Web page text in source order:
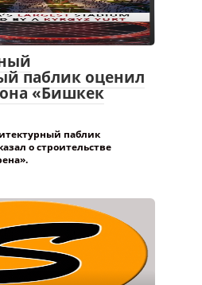
паблик оценил
«Бишкек
паблик
о строительстве